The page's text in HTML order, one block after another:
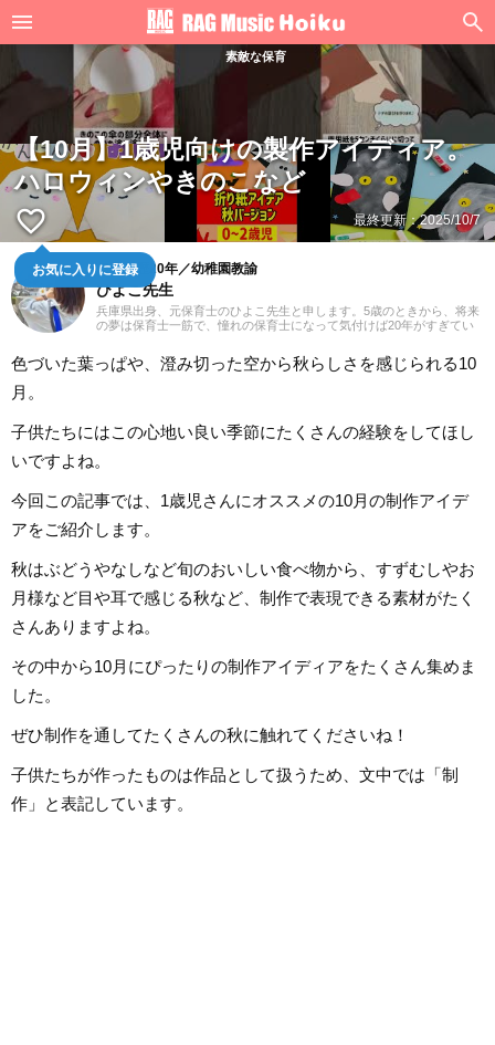
素敵な保育
【10月】1歳児向けの製作アイディア。
ハロウィンやきのこなど
favorite_border
お気に入りに登録
最終更新：2025/10/7
保育士歴20年／幼稚園教諭
ひよこ先生
兵庫県出身、元保育士のひよこ先生と申します。5歳のときから、将来
の夢は保育士一筋で、憧れの保育士になって気付けば20年がすぎてい
がらも（笑）気持ちは20代のまま働いてきました。これからは現場の
経験をいかしながら、役立つ情報をていねいにお届けしていきたいと
色づいた葉っぱや、澄み切った空から秋らしさを感じられる10
月。
子供たちにはこの心地い良い季節にたくさんの経験をしてほし
いですよね。
今回この記事では、1歳児さんにオススメの10月の制作アイデ
アをご紹介します。
秋はぶどうやなしなど旬のおいしい食べ物から、すずむしやお
月様など目や耳で感じる秋など、制作で表現できる素材がたく
さんありますよね。
その中から10月にぴったりの制作アイディアをたくさん集めま
した。
ぜひ制作を通してたくさんの秋に触れてくださいね！
子供たちが作ったものは作品として扱うため、文中では「制
作」と表記しています。